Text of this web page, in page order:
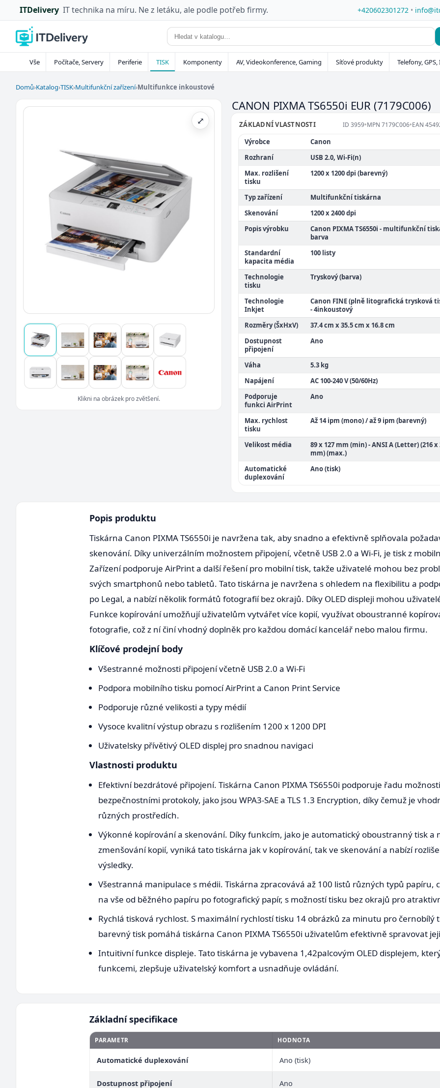
ITDelivery IT technika na míru. Ne z letáku, ale podle potřeb firmy. +420602301272 •
Vše Počítače, Servery Periferie TISK Komponenty AV, Videokonference, Gaming Síťové produkty Telefony, GPS,
Domů›Katalog›TISK›Multifunkční zařízení›Multifunkce inkoustové
⤢
Klikni na obrázek pro zvětšení.
CANON PIXMA TS6550i EUR (7179C006)
ZÁKLADNÍ VLASTNOSTI ID 3959•MPN 7179C006•EAN
Výrobce
Canon
Rozhraní
USB 2.0, Wi-Fi(n)
Max. rozlišení
tisku
1200 x 1200 dpi (barevný)
Typ zařízení
Multifunkční tiskárna
Skenování
1200 x 2400 dpi
Popis výrobku
Canon PIXMA TS6550i - multifunkční
barva
Standardní
kapacita média
100 listy
Technologie
tisku
Tryskový (barva)
Technologie
Inkjet
Canon FINE (plně litografická trysková
- 4inkoustový
Rozměry (ŠxHxV)
37.4 cm x 35.5 cm x 16.8 cm
Dostupnost
připojení
Ano
Váha
5.3 kg
Napájení
AC 100-240 V (50/60Hz)
Podporuje
funkci AirPrint
Ano
Max. rychlost
tisku
Až 14 ipm (mono) / až 9 ipm (barevný)
Velikost média
89 x 127 mm (min) - ANSI A (Letter) (216 x
mm) (max.)
Automatické
duplexování
Ano (tisk)
Popis produktu
Tiskárna Canon PIXMA TS6550i je navržena tak, aby snadno a efektivně splňovala
skenování. Díky univerzálním možnostem připojení, včetně USB 2.0 a Wi-Fi, je tisk z
Zařízení podporuje AirPrint a další řešení pro mobilní tisk, takže uživatelé mohou bez
svých smartphonů nebo tabletů. Tato tiskárna je navržena s ohledem na flexibilitu a
po Legal, a nabízí několik formátů fotografií bez okrajů. Díky OLED displeji mohou
Funkce kopírování umožňují uživatelům vytvářet více kopií, využívat oboustranné
fotografie, což z ní činí vhodný doplněk pro každou domácí kancelář nebo malou firmu.
Klíčové prodejní body
Všestranné možnosti připojení včetně USB 2.0 a Wi-Fi
Podpora mobilního tisku pomocí AirPrint a Canon Print Service
Podporuje různé velikosti a typy médií
Vysoce kvalitní výstup obrazu s rozlišením 1200 x 1200 DPI
Uživatelsky přívětivý OLED displej pro snadnou navigaci
Vlastnosti produktu
Efektivní bezdrátové připojení. Tiskárna Canon PIXMA TS6550i podporuje řadu
bezpečnostními protokoly, jako jsou WPA3-SAE a TLS 1.3 Encryption, díky čemuž je
různých prostředích.
Výkonné kopírování a skenování. Díky funkcím, jako je automatický oboustranný tisk a
zmenšování kopií, vyniká tato tiskárna jak v kopírování, tak ve skenování a nabízí
výsledky.
Všestranná manipulace s médii. Tiskárna zpracovává až 100 listů různých typů
na vše od běžného papíru po fotografický papír, s možností tisku bez okrajů pro
Rychlá tisková rychlost. S maximální rychlostí tisku 14 obrázků za minutu pro černobílý
barevný tisk pomáhá tiskárna Canon PIXMA TS6550i uživatelům efektivně spravovat
Intuitivní funkce displeje. Tato tiskárna je vybavena 1,42palcovým OLED displejem,
funkcemi, zlepšuje uživatelský komfort a usnadňuje ovládání.
Základní specifikace
PARAMETR HODNOTA
Automatické duplexování Ano (tisk)
Dostupnost připojení Ano